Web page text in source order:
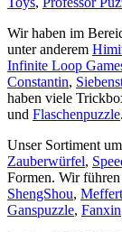
Wir haben im
unter anderem
Infinite Loop
Constantin,
haben viele
und Flaschenpuzzle.
Unser Sortiment
Zauberwürfel,
Formen. Wir
ShengShou, Meffert
Ganspuzzle, Fanxin